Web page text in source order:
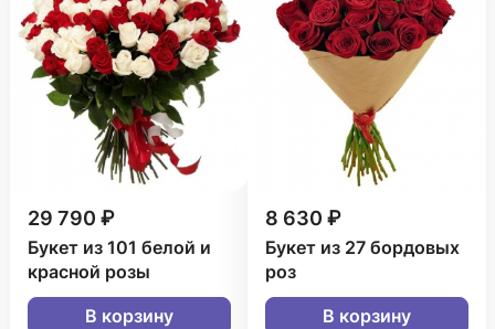
29 790 ₽
Букет из 101 белой и
красной розы
В корзину
8 630 ₽
Букет из 27 бордовых
роз
В корзину